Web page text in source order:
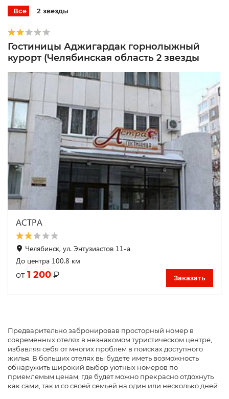
Все 2 звезды
Гостиницы Аджигардак горнолыжный
курорт (Челябинская область 2 звезды
АСТРА
Челябинск, ул. Энтузиастов 11-а
До центра 100.8 км
от 1 200 ₽ Заказать
Предварительно забронировав просторный номер в
современных отелях в незнакомом туристическом центре,
избавляя себя от многих проблем в поисках доступного
жилья. В больших отелях вы будете иметь возможность
обнаружить широкий выбор уютных номеров по
приемлемым ценам, где будет можно прекрасно отдохнуть
как сами, так и со своей семьей на один или несколько дней.